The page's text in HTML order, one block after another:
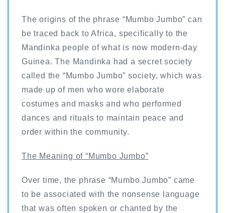
The origins of the phrase “Mumbo Jumbo” can
be traced back to Africa, specifically to the
Mandinka people of what is now modern-day
Guinea. The Mandinka had a secret society
called the “Mumbo Jumbo” society, which was
made up of men who wore elaborate
costumes and masks and who performed
dances and rituals to maintain peace and
order within the community.
The Meaning of “Mumbo Jumbo”
Over time, the phrase “Mumbo Jumbo” came
to be associated with the nonsense language
that was often spoken or chanted by the